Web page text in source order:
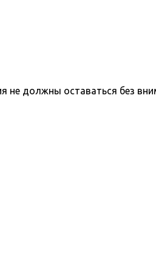
не должны оставаться без